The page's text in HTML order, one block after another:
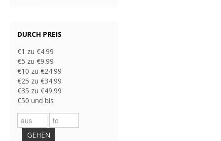
DURCH PREIS
€1 zu €4.99
€5 zu €9.99
€10 zu €24.99
€25 zu €34.99
€35 zu €49.99
€50 und bis
GEHEN